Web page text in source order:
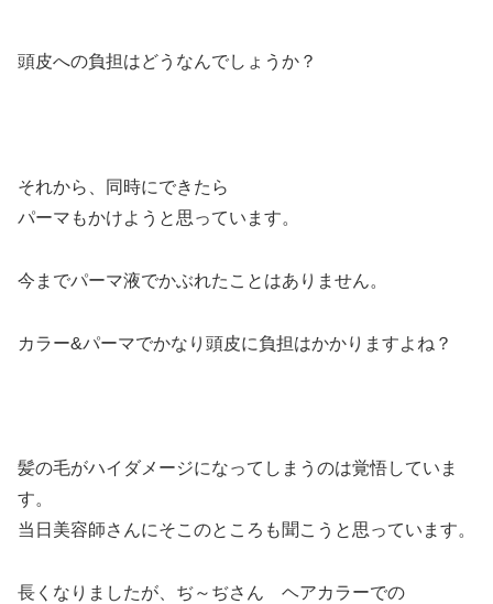
頭皮への負担はどうなんでしょうか？
それから、同時にできたら
パーマもかけようと思っています。
今までパーマ液でかぶれたことはありません。
カラー&パーマでかなり頭皮に負担はかかりますよね？
髪の毛がハイダメージになってしまうのは覚悟していま
す。
当日美容師さんにそこのところも聞こうと思っています。
長くなりましたが、ぢ～ぢさん ヘアカラーでの